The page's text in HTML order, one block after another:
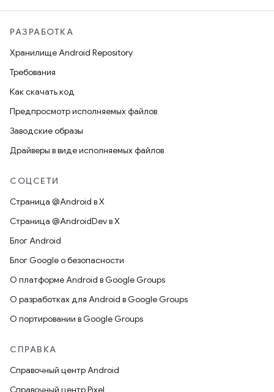
РАЗРАБОТКА
Хранилище Android Repository
Требования
Как скачать код
Предпросмотр исполняемых файлов
Заводские образы
Драйверы в виде исполняемых файлов
СОЦСЕТИ
Страница @Android в X
Страница @AndroidDev в X
Блог Android
Блог Google о безопасности
О платформе Android в Google Groups
О разработках для Android в Google Groups
О портировании в Google Groups
СПРАВКА
Справочный центр Android
Справочный центр Pixel